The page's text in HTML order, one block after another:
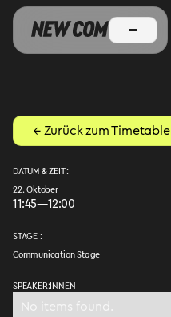
← Zurück zum Timetable
DATUM & ZEIT :
22. Oktober
11:45—12:00
STAGE :
Communication Stage
SPEAKER:INNEN
No items found.